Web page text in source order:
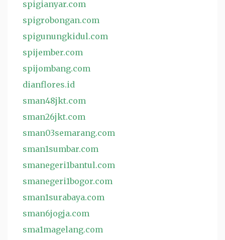
spigianyar.com
spigrobongan.com
spigunungkidul.com
spijember.com
spijombang.com
dianflores.id
sman48jkt.com
sman26jkt.com
sman03semarang.com
sman1sumbar.com
smanegeri1bantul.com
smanegeri1bogor.com
sman1surabaya.com
sman6jogja.com
sma1magelang.com